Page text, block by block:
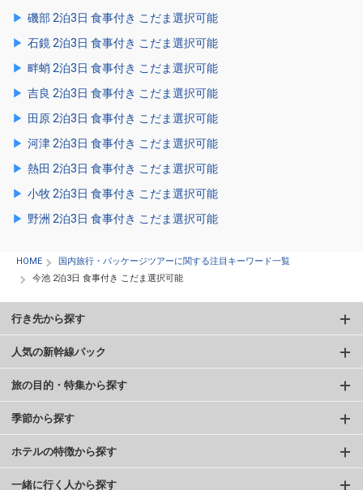
磯部 2泊3日 食事付き こだま選択可能
石鏡 2泊3日 食事付き こだま選択可能
畔蛸 2泊3日 食事付き こだま選択可能
吉良 2泊3日 食事付き こだま選択可能
田原 2泊3日 食事付き こだま選択可能
河津 2泊3日 食事付き こだま選択可能
熱田 2泊3日 食事付き こだま選択可能
小牧 2泊3日 食事付き こだま選択可能
野洲 2泊3日 食事付き こだま選択可能
HOME
国内旅行・パッケージツアーに関する注目キーワード一覧
今池 2泊3日 食事付き こだま選択可能
行き先から探す
人気の新幹線パック
旅の目的・特集から探す
季節から探す
ホテルの特徴から探す
一緒に行く人から探す